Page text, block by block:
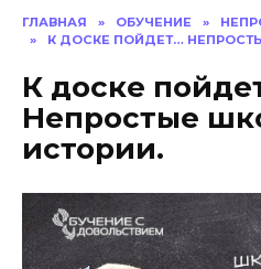
ГЛАВНАЯ » ОБУЧЕНИЕ »
»
К ДОСКЕ ПОЙДЕТ…
К доске
Непростые
истории.